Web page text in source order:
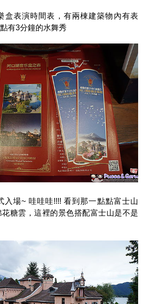
盒表演時間表，有兩棟建築物內有表
有3分鐘的水舞秀
入場~ 哇哇哇!!!! 看到那一點點富士山
糖雲，這裡的景色搭配富士山是不是